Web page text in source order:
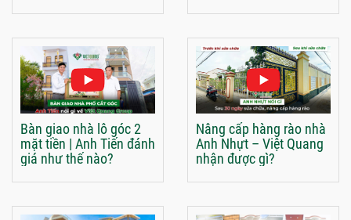
Bàn giao nhà lô góc 2
mặt tiền | Anh Tiến đánh
giá như thế nào?
Nâng cấp hàng rào nhà
Anh Nhựt – Việt Quang
nhận được gì?